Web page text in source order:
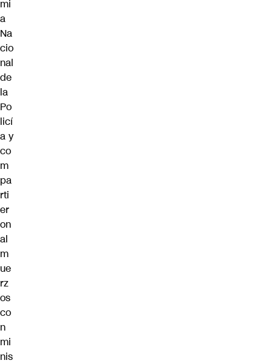
mi
a
Na
cio
nal
de
la
Po
licí
a y
co
m
pa
rti
er
on
al
m
ue
rz
os
co
n
mi
nis